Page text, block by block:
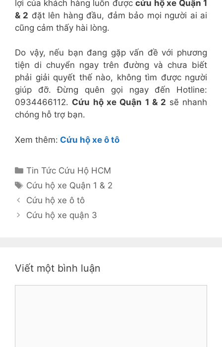
lợi của khách hàng luôn được cứu hộ xe Quận 1
& 2 đặt lên hàng đầu, đảm bảo mọi người ai ai
cũng cảm thấy hài lòng.
Do vậy, nếu bạn đang gặp vấn đề với phương
tiện di chuyển ngay trên đường và chưa biết
phải giải quyết thế nào, không tìm được người
giúp đỡ. Đừng quên gọi ngay đến Hotline:
0934466112. Cứu hộ xe Quận 1 & 2 sẽ nhanh
chóng hỗ trợ bạn.
Xem thêm: Cứu hộ xe ô tô
Danh
mục
Tin Tức Cứu Hộ HCM
Thẻ
Cứu hộ xe Quận 1 & 2
Cứu hộ xe ô tô
Cứu hộ xe quận 3
Viết một bình luận